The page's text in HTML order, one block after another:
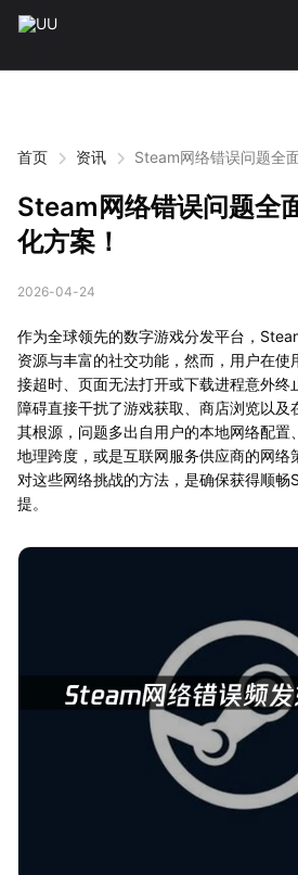
首页 资讯 Steam网络错误问题全
Steam网络错误问题全
化方案！
2026-04-24
作为全球领先的数字游戏分发平台，
资源与丰富的社交功能，然而，用户在使
接超时、页面无法打开或下载进程意外终
障碍直接干扰了游戏获取、商店浏览以及
其根源，问题多出自用户的本地网络配置
地理跨度，或是互联网服务供应商的网络
对这些网络挑战的方法，是确保获得顺
提。